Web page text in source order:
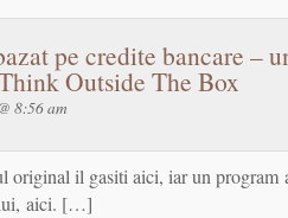
pe credite bancare –
Outside The Box
8:56 am
il gasiti aici, iar un program
aici. […]